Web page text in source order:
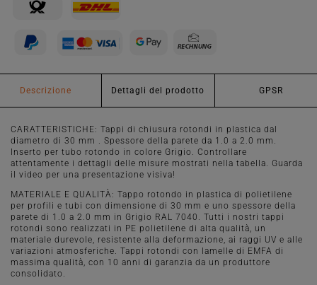
Descrizione Dettagli del prodotto GPSR
CARATTERISTICHE: Tappi di chiusura rotondi in plastica dal
diametro di 30 mm . Spessore della parete da 1.0 a 2.0 mm.
Inserto per tubo rotondo in colore Grigio. Controllare
attentamente i dettagli delle misure mostrati nella tabella. Guarda
il video per una presentazione visiva!
MATERIALE E QUALITÀ: Tappo rotondo in plastica di polietilene
per profili e tubi con dimensione di 30 mm e uno spessore della
parete di 1.0 a 2.0 mm in Grigio RAL 7040. Tutti i nostri tappi
rotondi sono realizzati in PE polietilene di alta qualità, un
materiale durevole, resistente alla deformazione, ai raggi UV e alle
variazioni atmosferiche. Tappi rotondi con lamelle di EMFA di
massima qualità, con 10 anni di garanzia da un produttore
consolidato.